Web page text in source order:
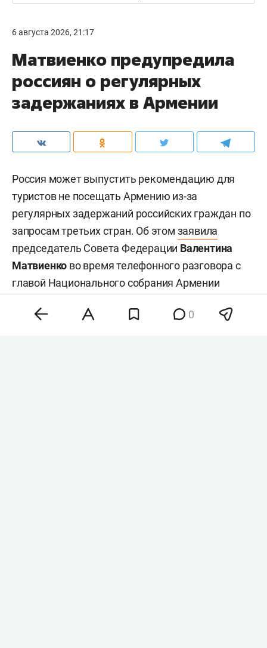
6 августа 2026, 21:17
Матвиенко предупредила
россиян о регулярных
задержаниях в Армении
Россия может выпустить рекомендацию для
туристов не посещать Армению из-за
регулярных задержаний российских граждан по
запросам третьих стран. Об этом заявила
председатель Совета Федерации Валентина
Матвиенко во время телефонного разговора с
главой Национального собрания Армении
0